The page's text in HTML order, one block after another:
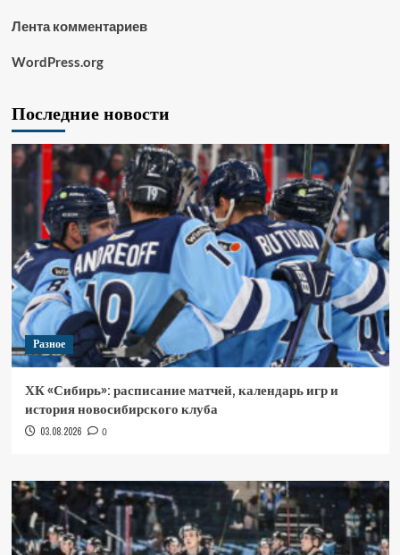
Лента комментариев
WordPress.org
Последние новости
Разное
ХК «Сибирь»: расписание матчей, календарь игр и
история новосибирского клуба
03.08.2026 0